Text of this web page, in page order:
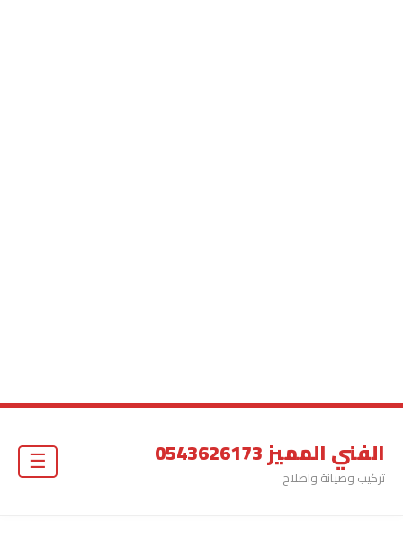
الفني المميز 0543626173
تركيب وصيانة واصلاح